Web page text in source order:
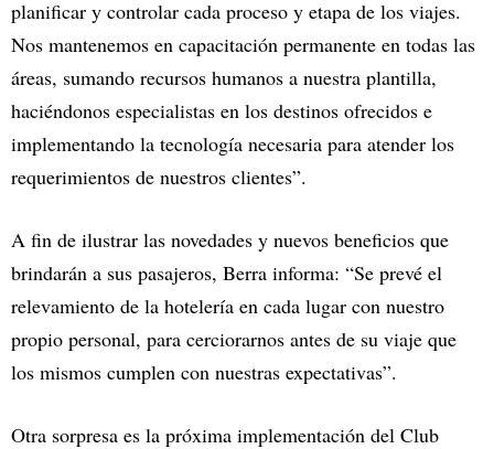
planificar y controlar cada proceso y etapa de los viajes.
Nos mantenemos en capacitación permanente en todas las
áreas, sumando recursos humanos a nuestra plantilla,
haciéndonos especialistas en los destinos ofrecidos e
implementando la tecnología necesaria para atender los
requerimientos de nuestros clientes”.
A fin de ilustrar las novedades y nuevos beneficios que
brindarán a sus pasajeros, Berra informa: “Se prevé el
relevamiento de la hotelería en cada lugar con nuestro
propio personal, para cerciorarnos antes de su viaje que
los mismos cumplen con nuestras expectativas”.
Otra sorpresa es la próxima implementación del Club